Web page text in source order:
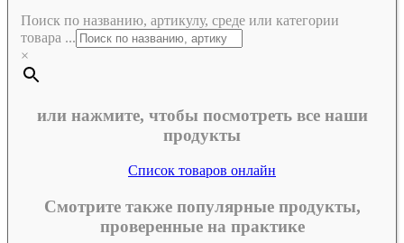
Поиск по названию, артикулу, среде или категории
товара ...
×
или нажмите, чтобы посмотреть все наши
продукты
Список товаров онлайн
Смотрите также популярные продукты,
проверенные на практике